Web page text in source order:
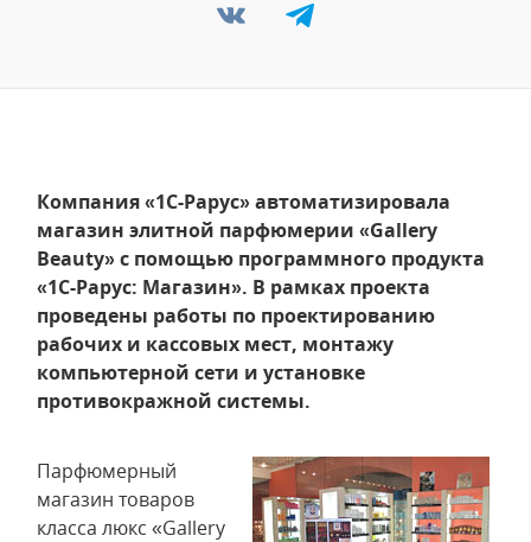
Компания «1С-Рарус» автоматизировала
магазин элитной парфюмерии «Gallery
Beauty» с помощью программного продукта
«1С-Рарус: Магазин». В рамках проекта
проведены работы по проектированию
рабочих и кассовых мест, монтажу
компьютерной сети и установке
противокражной системы.
Парфюмерный
магазин товаров
класса люкс «Gallery